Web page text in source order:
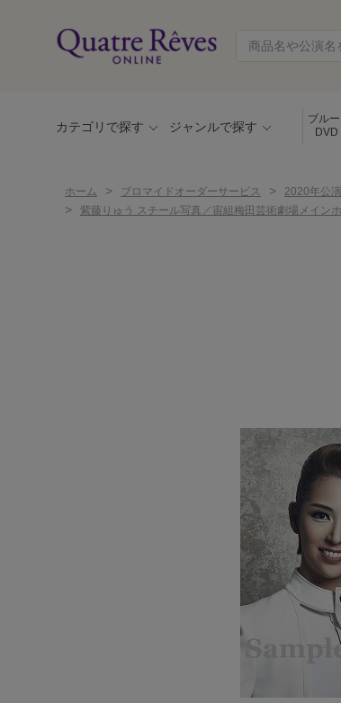
カテゴリで探す ジャンルで探す
ブルー
DVD
ホーム > ブロマイドオーダーサービス > 2020年公演
> 紫藤りゅう スチール写真／宙組梅田芸術劇場メイン